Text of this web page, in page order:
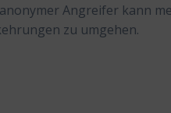
Angreifer kann
zu umgehen.